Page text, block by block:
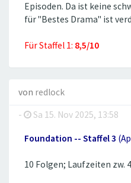
Episoden. Da ist keine
für ''Bestes Drama'' ist
Für Staffel 1: 8,5/10
von redlock
-
Sa 15. Nov 2025, 13:58
Foundation -- Staffel 3
10 Folgen; Laufzeiten zw.